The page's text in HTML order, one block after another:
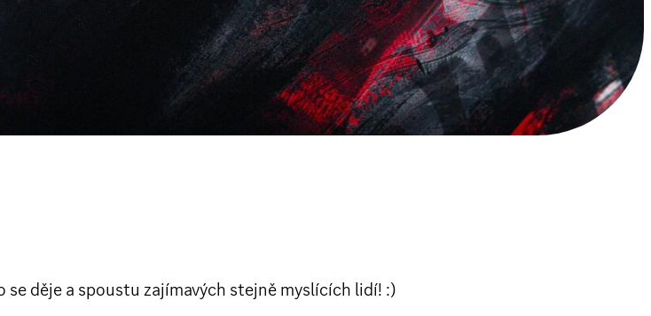
děje a spoustu zajímavých stejně myslících lidí! :)